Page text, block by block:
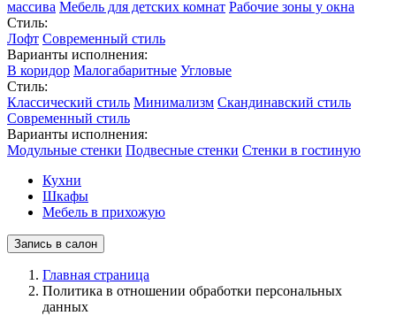
массива Мебель для детских комнат Рабочие зоны у окна
Стиль:
Лофт Современный стиль
Варианты исполнения:
В коридор Малогабаритные Угловые
Стиль:
Классический стиль Минимализм Скандинавский стиль
Современный стиль
Варианты исполнения:
Модульные стенки Подвесные стенки Стенки в гостиную
Кухни
Шкафы
Мебель в прихожую
Запись в салон
Главная страница
Политика в отношении обработки персональных
данных